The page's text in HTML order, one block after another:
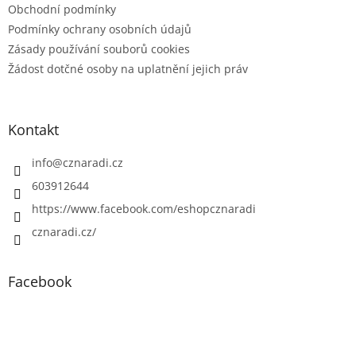
Obchodní podmínky
Podmínky ochrany osobních údajů
Zásady používání souborů cookies
Žádost dotčné osoby na uplatnění jejich práv
Kontakt
info@cznaradi.cz
603912644
https://www.facebook.com/eshopcznaradi
cznaradi.cz/
Facebook